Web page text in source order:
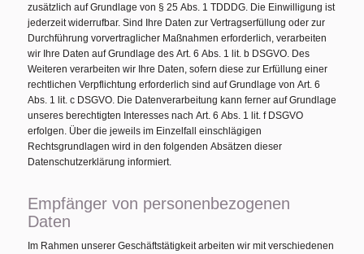
zusätzlich auf Grundlage von § 25 Abs. 1 TDDDG. Die Einwilligung ist
jederzeit widerrufbar. Sind Ihre Daten zur Vertragserfüllung oder zur
Durchführung vorvertraglicher Maßnahmen erforderlich, verarbeiten
wir Ihre Daten auf Grundlage des Art. 6 Abs. 1 lit. b DSGVO. Des
Weiteren verarbeiten wir Ihre Daten, sofern diese zur Erfüllung einer
rechtlichen Verpflichtung erforderlich sind auf Grundlage von Art. 6
Abs. 1 lit. c DSGVO. Die Datenverarbeitung kann ferner auf Grundlage
unseres berechtigten Interesses nach Art. 6 Abs. 1 lit. f DSGVO
erfolgen. Über die jeweils im Einzelfall einschlägigen
Rechtsgrundlagen wird in den folgenden Absätzen dieser
Datenschutzerklärung informiert.
Empfänger von personenbezogenen
Daten
Im Rahmen unserer Geschäftstätigkeit arbeiten wir mit verschiedenen